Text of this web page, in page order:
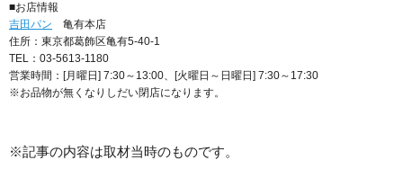
■お店情報
吉田パン 亀有本店
住所：東京都葛飾区亀有5-40-1
TEL：03-5613-1180
営業時間：[月曜日] 7:30～13:00、[火曜日～日曜日] 7:30～17:30
※お品物が無くなりしだい閉店になります。
※記事の内容は取材当時のものです。